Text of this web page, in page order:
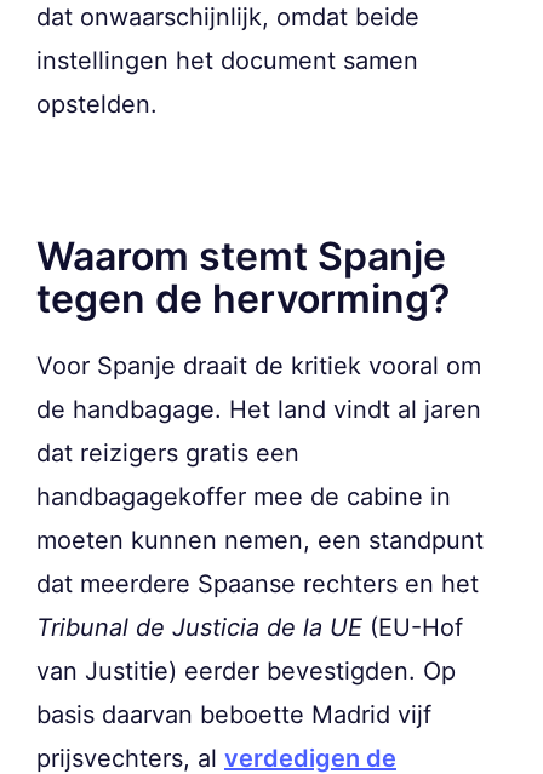
dat onwaarschijnlijk, omdat beide
instellingen het document samen
opstelden.
Waarom stemt Spanje
tegen de hervorming?
Voor Spanje draait de kritiek vooral om
de handbagage. Het land vindt al jaren
dat reizigers gratis een
handbagagekoffer mee de cabine in
moeten kunnen nemen, een standpunt
dat meerdere Spaanse rechters en het
Tribunal de Justicia de la UE (EU-Hof
van Justitie) eerder bevestigden. Op
basis daarvan beboette Madrid vijf
prijsvechters, al verdedigen de